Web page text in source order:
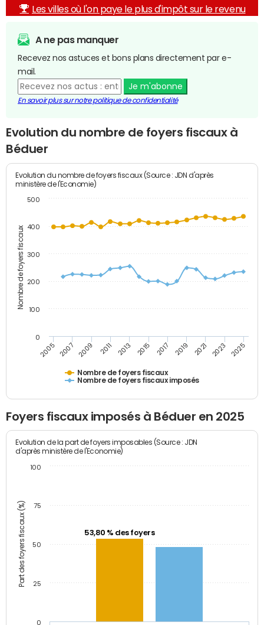
Les villes où l'on paye le plus d'impôt sur le revenu
A ne pas manquer
Recevez nos astuces et bons plans directement par e-
mail.
Je m'abonne
En savoir plus sur notre politique de confidentialité
Evolution du nombre de foyers fiscaux à
Béduer
Nombre de foyers fiscaux
Evolution du nombre de foyers fiscaux (Source : JDN d'après
ministère de l'Economie)
Nombre de foyers fiscaux
Nombre de foyers fiscaux imposés
2005 2007 2009 2011 2013 2015 2017 2019 2021 2023 2025
0
100
200
300
400
500
Foyers fiscaux imposés à Béduer en 2025
Part des foyers fiscaux (%)
Evolution de la part de foyers imposables (Source : JDN
d'après ministère de l'Economie)
53,80 % des foyers
0
25
50
75
100